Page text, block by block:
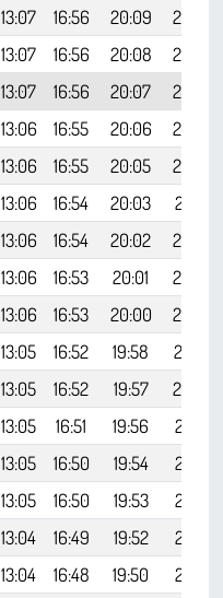
13:07 16:56 20:09
21:39
13:07 16:56 20:08
21:37
13:07 16:56 20:07
21:36
13:06 16:55 20:06
21:34
13:06 16:55 20:05
21:33
13:06 16:54 20:03
21:31
13:06 16:54 20:02
21:29
13:06 16:53 20:01
21:28
13:06 16:53 20:00
21:26
13:05 16:52 19:58
21:24
13:05 16:52 19:57
21:23
13:05 16:51 19:56
21:21
13:05 16:50 19:54
21:19
13:05 16:50 19:53
21:18
13:04 16:49 19:52
21:16
13:04 16:48 19:50
21:14